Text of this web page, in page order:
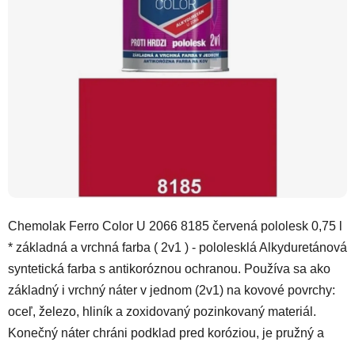
Chemolak Ferro Color U 2066 8185 červená pololesk 0,75 l
* základná a vrchná farba ( 2v1 ) - pololesklá Alkyduretánová
syntetická farba s antikoróznou ochranou. Používa sa ako
základný i vrchný náter v jednom (2v1) na kovové povrchy:
oceľ, železo, hliník a zoxidovaný pozinkovaný materiál.
Konečný náter chráni podklad pred koróziou, je pružný a